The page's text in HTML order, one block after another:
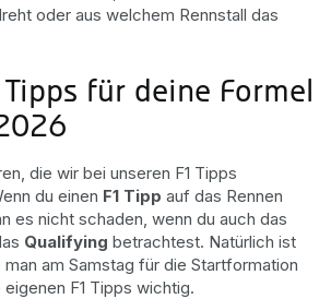
oder aus welchem Rennstall das
Tipps für deine Formel
die wir bei unseren F1 Tipps
du einen F1 Tipp auf das Rennen
es nicht schaden, wenn du auch das
Qualifying betrachtest. Natürlich ist
am Samstag für die Startformation
F1 Tipps wichtig.